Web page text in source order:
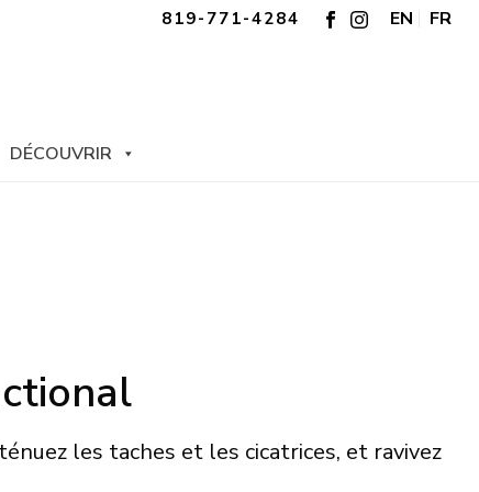
EN FR
819-771-4284
DÉCOUVRIR
les taches et les cicatrices, et ravivez